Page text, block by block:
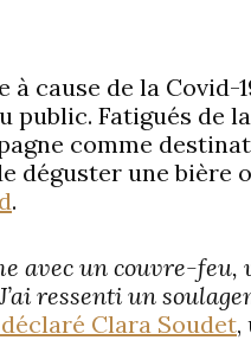
à cause de la
public. Fatigués de
comme
déguster une bière
.
avec un couvre-feu,
ressenti un
Clara Soudet,